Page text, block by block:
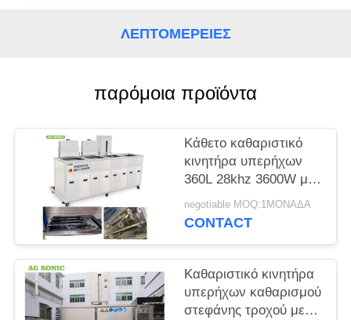
SITEMAP
PRIVACY
POLICY
ΛΕΠΤΟΜΈΡΕΙΕΣ
παρόμοια προϊόντα
Κάθετο καθαριστικό
κινητήρα υπερήχων
360L 28khz 3600W με
αρθρωτό καπάκι /
αποστράγγιση
negotiable MOQ:1ΜΟΝΑΔΑ
CONTACT
Καθαριστικό κινητήρα
υπερήχων καθαρισμού
στεφάνης τροχού με